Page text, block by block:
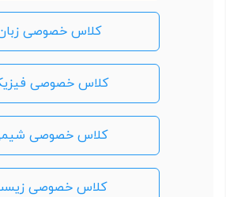
کلاس خصوصی
کلاس خصوصی
کلاس خصوصی
کلاس خصوصی